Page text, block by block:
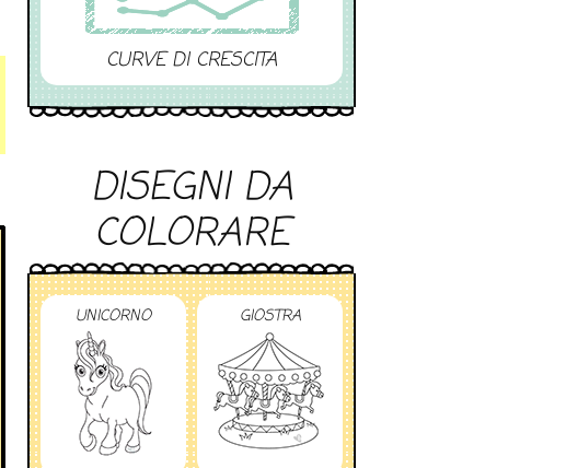
CURVE DI CRESCITA
DISEGNI DA
COLORARE
UNICORNO GIOSTRA